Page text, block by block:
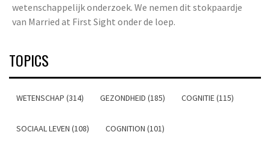
wetenschappelijk onderzoek. We nemen dit stokpaardje
van Married at First Sight onder de loep.
TOPICS
WETENSCHAP (314) GEZONDHEID (185) COGNITIE (115)
SOCIAAL LEVEN (108) COGNITION (101)